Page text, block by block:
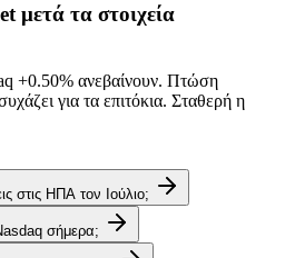
μετά τα στοιχεία
+0.50% ανεβαίνουν. Πτώση
για τα επιτόκια. Σταθερή η
στις ΗΠΑ τον Ιούλιο;
σήμερα;